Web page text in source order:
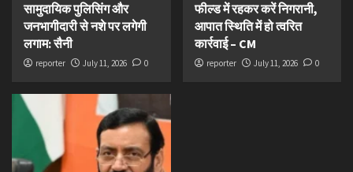
सामुदायिक पुलिसिंग और
जनभागीदारी से नशे पर लगेगी
लगाम: सैनी
reporter July 11, 2026 0
फील्ड में रहकर करें निगरानी,
आपात स्थिति में हो त्वरित
कार्रवाई – CM
reporter July 11, 2026 0